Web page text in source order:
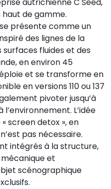
autrichienne C Seed,
de gamme.
présente comme un
des lignes de la
surfaces fluides et des
en environ 45
et se transforme en
en versions 110 ou 137
pivoter jusqu’à
L’idée
screen detox », en
pas nécessaire.
intégrés à la structure,
et
scénographique